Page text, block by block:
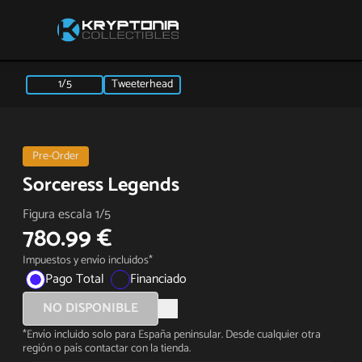
1/5 Tweeterhead
Pre-Order
Sorceress Legends
Figura escala 1/5
780.99 €
Impuestos y envío incluidos*
Pago Total
Financiado
NO DISPONIBLE
*Envío incluido solo para España peninsular. Desde cualquier otra
región o país contactar con la tienda.